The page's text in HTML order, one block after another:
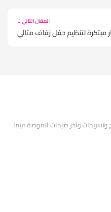
المقال التالي
وآخر صيحات الموضة فيما